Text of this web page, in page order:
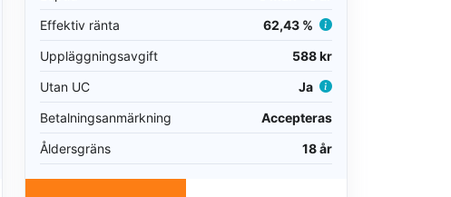
Effektiv ränta
62,43 %
Uppläggningsavgift
588 kr
Utan UC
Ja
Betalningsanmärkning
Accepteras
Åldersgräns
18 år